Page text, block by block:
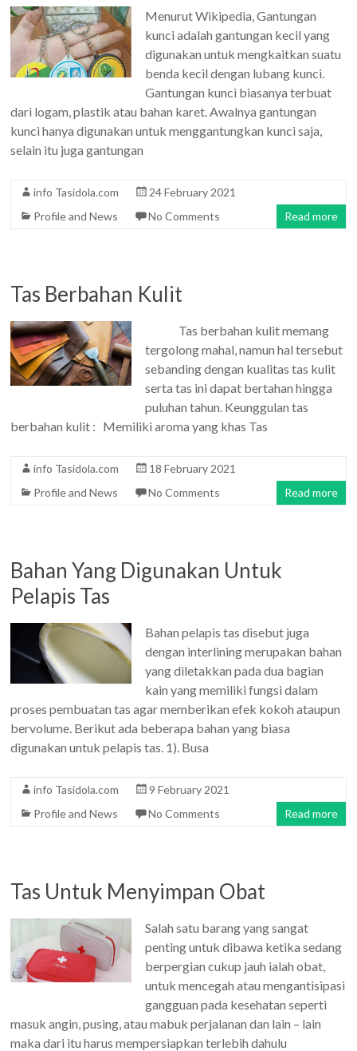
Menurut Wikipedia, Gantungan
kunci adalah gantungan kecil yang
digunakan untuk mengkaitkan suatu
benda kecil dengan lubang kunci.
Gantungan kunci biasanya terbuat
dari logam, plastik atau bahan karet. Awalnya gantungan
kunci hanya digunakan untuk menggantungkan kunci saja,
selain itu juga gantungan
info Tasidola.com
24 February 2021
Profile and News
No Comments Read more
Tas Berbahan Kulit
Tas berbahan kulit memang
tergolong mahal, namun hal tersebut
sebanding dengan kualitas tas kulit
serta tas ini dapat bertahan hingga
puluhan tahun. Keunggulan tas
berbahan kulit : Memiliki aroma yang khas Tas
info Tasidola.com
18 February 2021
Profile and News
No Comments Read more
Bahan Yang Digunakan Untuk
Pelapis Tas
Bahan pelapis tas disebut juga
dengan interlining merupakan bahan
yang diletakkan pada dua bagian
kain yang memiliki fungsi dalam
proses pembuatan tas agar memberikan efek kokoh ataupun
bervolume. Berikut ada beberapa bahan yang biasa
digunakan untuk pelapis tas. 1). Busa
info Tasidola.com
9 February 2021
Profile and News
No Comments Read more
Tas Untuk Menyimpan Obat
Salah satu barang yang sangat
penting untuk dibawa ketika sedang
berpergian cukup jauh ialah obat,
untuk mencegah atau mengantisipasi
gangguan pada kesehatan seperti
masuk angin, pusing, atau mabuk perjalanan dan lain – lain
maka dari itu harus mempersiapkan terlebih dahulu